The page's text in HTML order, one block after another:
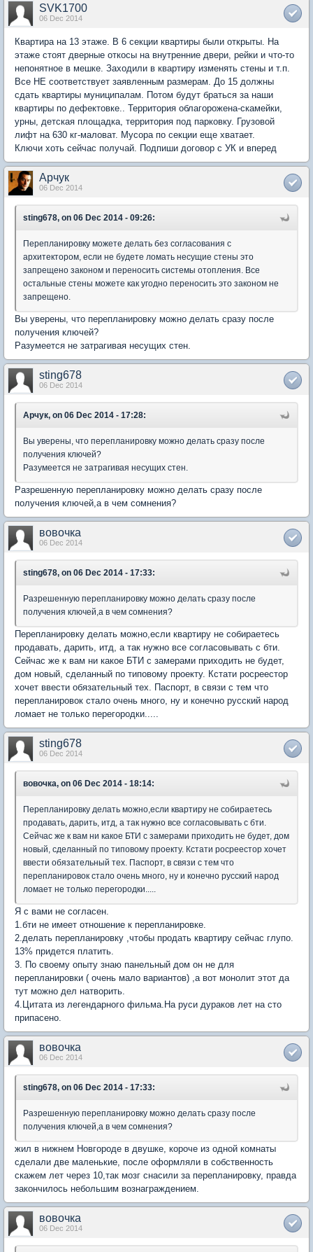
SVK1700
06 Dec 2014
Квартира на 13 этаже. В 6 секции квартиры были открыты. На
этаже стоят дверные откосы на внутренние двери, рейки и что-то
непонятное в мешке. Заходили в квартиру изменять стены и т.п.
Все НЕ соответствует заявленным размерам. До 15 должны
сдать квартиры муниципалам. Потом будут браться за наши
квартиры по дефектовке.. Территория облагорожена-скамейки,
урны, детская площадка, территория под парковку. Грузовой
лифт на 630 кг-маловат. Мусора по секции еще хватает.
Ключи хоть сейчас получай. Подпиши договор с УК и вперед
Арчук
06 Dec 2014
sting678, on 06 Dec 2014 - 09:26:
Перепланировку можете делать без согласования с
архитектором, если не будете ломать несущие стены это
запрещено законом и переносить системы отопления. Все
остальные стены можете как угодно переносить это законом не
запрещено.
Вы уверены, что перепланировку можно делать сразу после
получения ключей?
Разумеется не затрагивая несущих стен.
sting678
06 Dec 2014
Арчук, on 06 Dec 2014 - 17:28:
Вы уверены, что перепланировку можно делать сразу после
получения ключей?
Разумеется не затрагивая несущих стен.
Разрешенную перепланировку можно делать сразу после
получения ключей,а в чем сомнения?
вовочка
06 Dec 2014
sting678, on 06 Dec 2014 - 17:33:
Разрешенную перепланировку можно делать сразу после
получения ключей,а в чем сомнения?
Перепланировку делать можно,если квартиру не собираетесь
продавать, дарить, итд, а так нужно все согласовывать с бти.
Сейчас же к вам ни какое БТИ с замерами приходить не будет,
дом новый, сделанный по типовому проекту. Кстати росреестор
хочет ввести обязательный тех. Паспорт, в связи с тем что
перепланировок стало очень много, ну и конечно русский народ
ломает не только перегородки.....
sting678
06 Dec 2014
вовочка, on 06 Dec 2014 - 18:14:
Перепланировку делать можно,если квартиру не собираетесь
продавать, дарить, итд, а так нужно все согласовывать с бти.
Сейчас же к вам ни какое БТИ с замерами приходить не будет, дом
новый, сделанный по типовому проекту. Кстати росреестор хочет
ввести обязательный тех. Паспорт, в связи с тем что
перепланировок стало очень много, ну и конечно русский народ
ломает не только перегородки.....
Я с вами не согласен.
1.бти не имеет отношение к перепланировке.
2.делать перепланировку ,чтобы продать квартиру сейчас глупо.
13% придется платить.
3. По своему опыту знаю панельный дом он не для
перепланировки ( очень мало вариантов) ,а вот монолит этот да
тут можно дел натворить.
4.Цитата из легендарного фильма.На руси дураков лет на сто
припасено.
вовочка
06 Dec 2014
sting678, on 06 Dec 2014 - 17:33:
Разрешенную перепланировку можно делать сразу после
получения ключей,а в чем сомнения?
жил в нижнем Новгороде в двушке, короче из одной комнаты
сделали две маленькие, после оформляли в собственность
скажем лет через 10,так мозг снасили за перепланировку, правда
закончилось небольшим вознаграждением.
вовочка
06 Dec 2014